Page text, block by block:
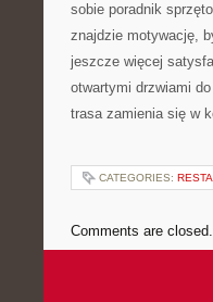
sobie poradnik
znajdzie motywację,
jeszcze więcej
otwartymi drzwiami
trasa zamienia się w
CATEGORIES:
Comments are closed.